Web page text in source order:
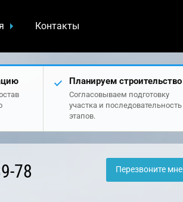
Контакты
Планируем строительство
Согласовываем подготовку
участка и последовательность
этапов.
78 Перезвоните мне